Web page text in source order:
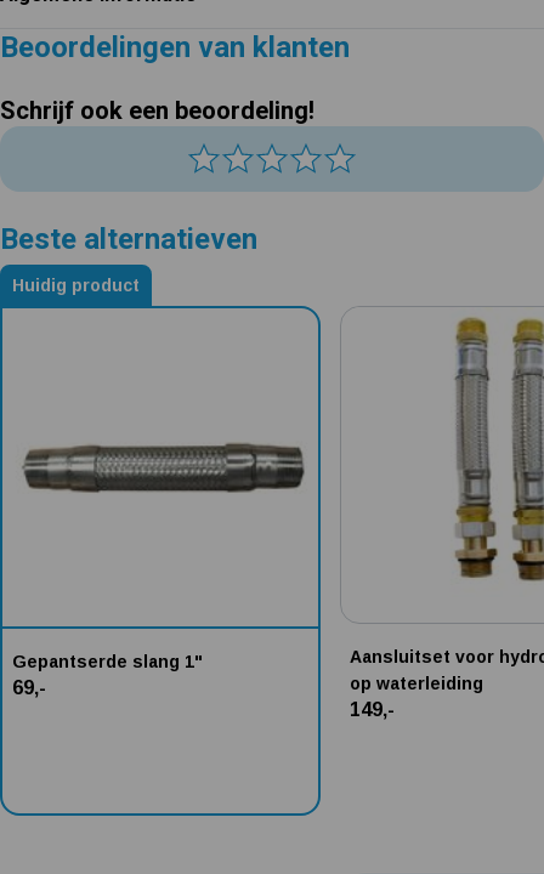
Beoordelingen van klanten
Schrijf ook een beoordeling!
Beste alternatieven
Alternatieven voor Gepantserde slang 1"
Huidig product
Gepantserde slang 1"
69,-
Aansluitset voor
op waterleiding
149,-